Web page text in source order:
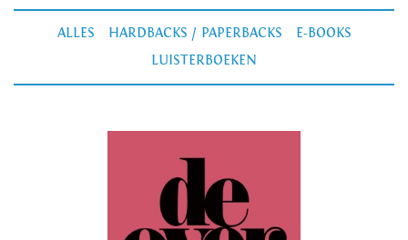
ALLES HARDBACKS / PAPERBACKS
E-BOOKS
LUISTERBOEKEN